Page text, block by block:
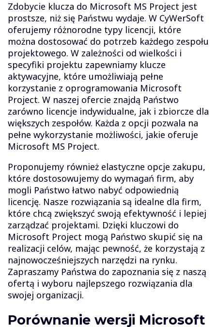
Zdobycie klucza do Microsoft MS Project jest
prostsze, niż się Państwu wydaje. W CyWerSoft
oferujemy różnorodne typy licencji, które
można dostosować do potrzeb każdego zespołu
projektowego. W zależności od wielkości i
specyfiki projektu zapewniamy klucze
aktywacyjne, które umożliwiają pełne
korzystanie z oprogramowania Microsoft
Project. W naszej ofercie znajdą Państwo
zarówno licencje indywidualne, jak i zbiorcze dla
większych zespołów. Każda z opcji pozwala na
pełne wykorzystanie możliwości, jakie oferuje
Microsoft MS Project.
Proponujemy również elastyczne opcje zakupu,
które dostosowujemy do wymagań firm, aby
mogli Państwo łatwo nabyć odpowiednią
licencję. Nasze rozwiązania są idealne dla firm,
które chcą zwiększyć swoją efektywność i lepiej
zarządzać projektami. Dzięki kluczowi do
Microsoft Project mogą Państwo skupić się na
realizacji celów, mając pewność, że korzystają z
najnowocześniejszych narzędzi na rynku.
Zapraszamy Państwa do zapoznania się z naszą
ofertą i wyboru najlepszego rozwiązania dla
swojej organizacji.
Porównanie wersji Microsoft